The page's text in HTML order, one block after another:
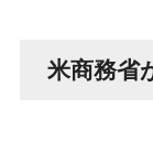
米商務省